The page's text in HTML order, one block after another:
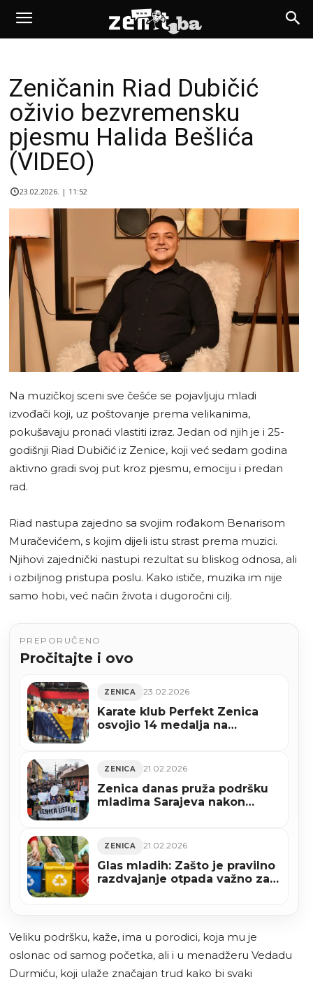
Zeničanin Riad Dubičić
oživio bezvremensku
pjesmu Halida Bešlića
(VIDEO)
23.02.2026. | 11:52
Na muzičkoj sceni sve češće se pojavljuju mladi
izvođači koji, uz poštovanje prema velikanima,
pokušavaju pronaći vlastiti izraz. Jedan od njih je i 25-
godišnji Riad Dubičić iz Zenice, koji već sedam godina
aktivno gradi svoj put kroz pjesmu, emociju i predan
rad.
Riad nastupa zajedno sa svojim rođakom Benarisom
Muračevićem, s kojim dijeli istu strast prema muzici.
Njihovi zajednički nastupi rezultat su bliskog odnosa, ali
i ozbiljnog pristupa poslu. Kako ističe, muzika im nije
samo hobi, već način života i dugoročni cilj.
PREPORUČENO
Pročitajte i ovo
ZENICA 23.02.2026
Karate klub Perfekt Zenica
osvojio 14 medalja na
ZENICA 21.02.2026
Zenica danas pruža podršku
mladima Sarajeva nakon
ZENICA 21.02.2026
Glas mladih: Zašto je pravilno
razdvajanje otpada važno za
Veliku podršku, kaže, ima u porodici, koja mu je
oslonac od samog početka, ali i u menadžeru Vedadu
Durmiću, koji ulaže značajan trud kako bi svaki